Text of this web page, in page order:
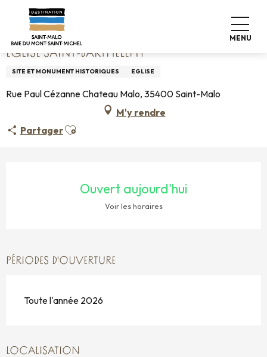
contenu
principal
MENU
Accueil Église Saint-Barthélémy
ÉGLISE SAINT-BARTHÉLÉMY
SITE ET MONUMENT HISTORIQUES EGLISE
Rue Paul Cézanne Chateau Malo, 35400 Saint-Malo
M'y rendre
PartagerAjouter aux favoris
Ouvert aujourd'hui
Voir les horaires
PÉRIODES D'OUVERTURE
Toute l'année 2026
LOCALISATION